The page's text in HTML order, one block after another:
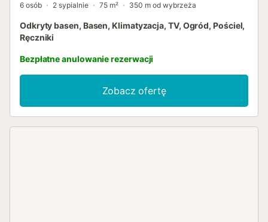
6 osób 2 sypialnie 75 m² 350 m od wybrzeża
Odkryty basen, Basen, Klimatyzacja, TV, Ogród, Pościel,
Ręczniki
Bezpłatne anulowanie rezerwacji
Zobacz ofertę